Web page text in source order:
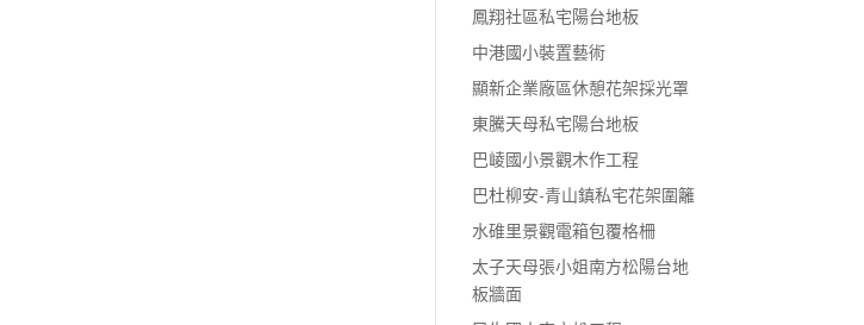
鳳翔社區私宅陽台地板
中港國小裝置藝術
顯新企業廠區休憩花架採光罩
東騰天母私宅陽台地板
巴崚國小景觀木作工程
巴杜柳安-青山鎮私宅花架圍籬
水碓里景觀電箱包覆格柵
太子天母張小姐南方松陽台地
板牆面